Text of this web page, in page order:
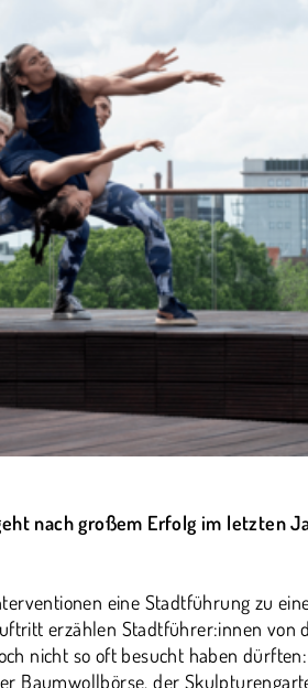
nach großem Erfolg im letzten
eine Stadtführung zu
erzählen Stadtführer:innen von
nicht so oft besucht haben
Baumwollbörse, der